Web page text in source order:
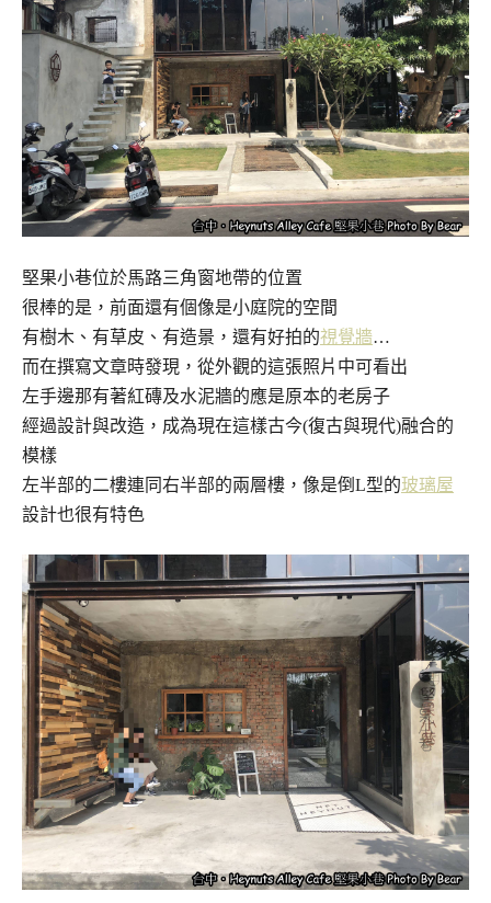
堅果小巷位於馬路三角窗地帶的位置
很棒的是，前面還有個像是小庭院的空間
有樹木、有草皮、有造景，還有好拍的視覺牆…
而在撰寫文章時發現，從外觀的這張照片中可看出
左手邊那有著紅磚及水泥牆的應是原本的老房子
經過設計與改造，成為現在這樣古今(復古與現代)融合的
模樣
左半部的二樓連同右半部的兩層樓，像是倒L型的玻璃屋
設計也很有特色